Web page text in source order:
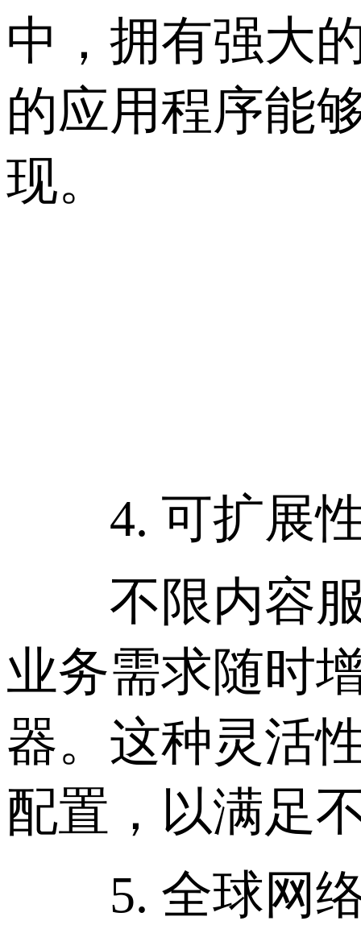
中，拥有强大
的应用程序能
现。
4. 可扩展
不限内容服
业务需求随时
器。这种灵活
配置，以满足
5. 全球网络